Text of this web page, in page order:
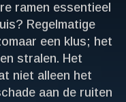
ramen essentieel
Regelmatige
een klus; het
stralen.​ Het
niet alleen het
aan de ruiten